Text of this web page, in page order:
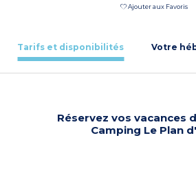
Ajouter aux Favoris
Tarifs et disponibilités Votre
Réservez vos vacances
Camping Le Plan